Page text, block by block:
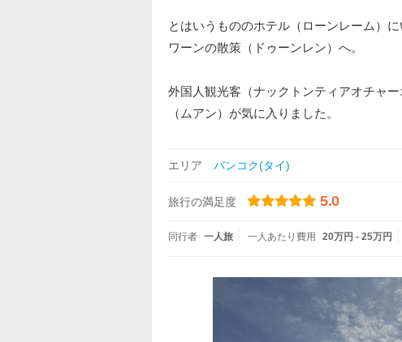
とはいうもののホテル（ローンレーム）
ワーンの散策（ドゥーンレン）へ。
外国人観光客（ナックトンティアオチャ
（ムアン）が気に入りました。
エリア バンコク(タイ)
旅行の満足度 5.0
同行者 一人旅 一人あたり費用 20万円 - 25万円